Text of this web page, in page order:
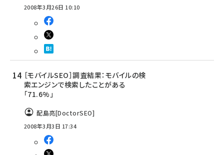
2008年3月26日 10:10
［モバイルSEO］調査結果：モバイルの検
索エンジンで検索したことがある
「71.6%」
配島亮[DoctorSEO]
2008年3月3日 17:34